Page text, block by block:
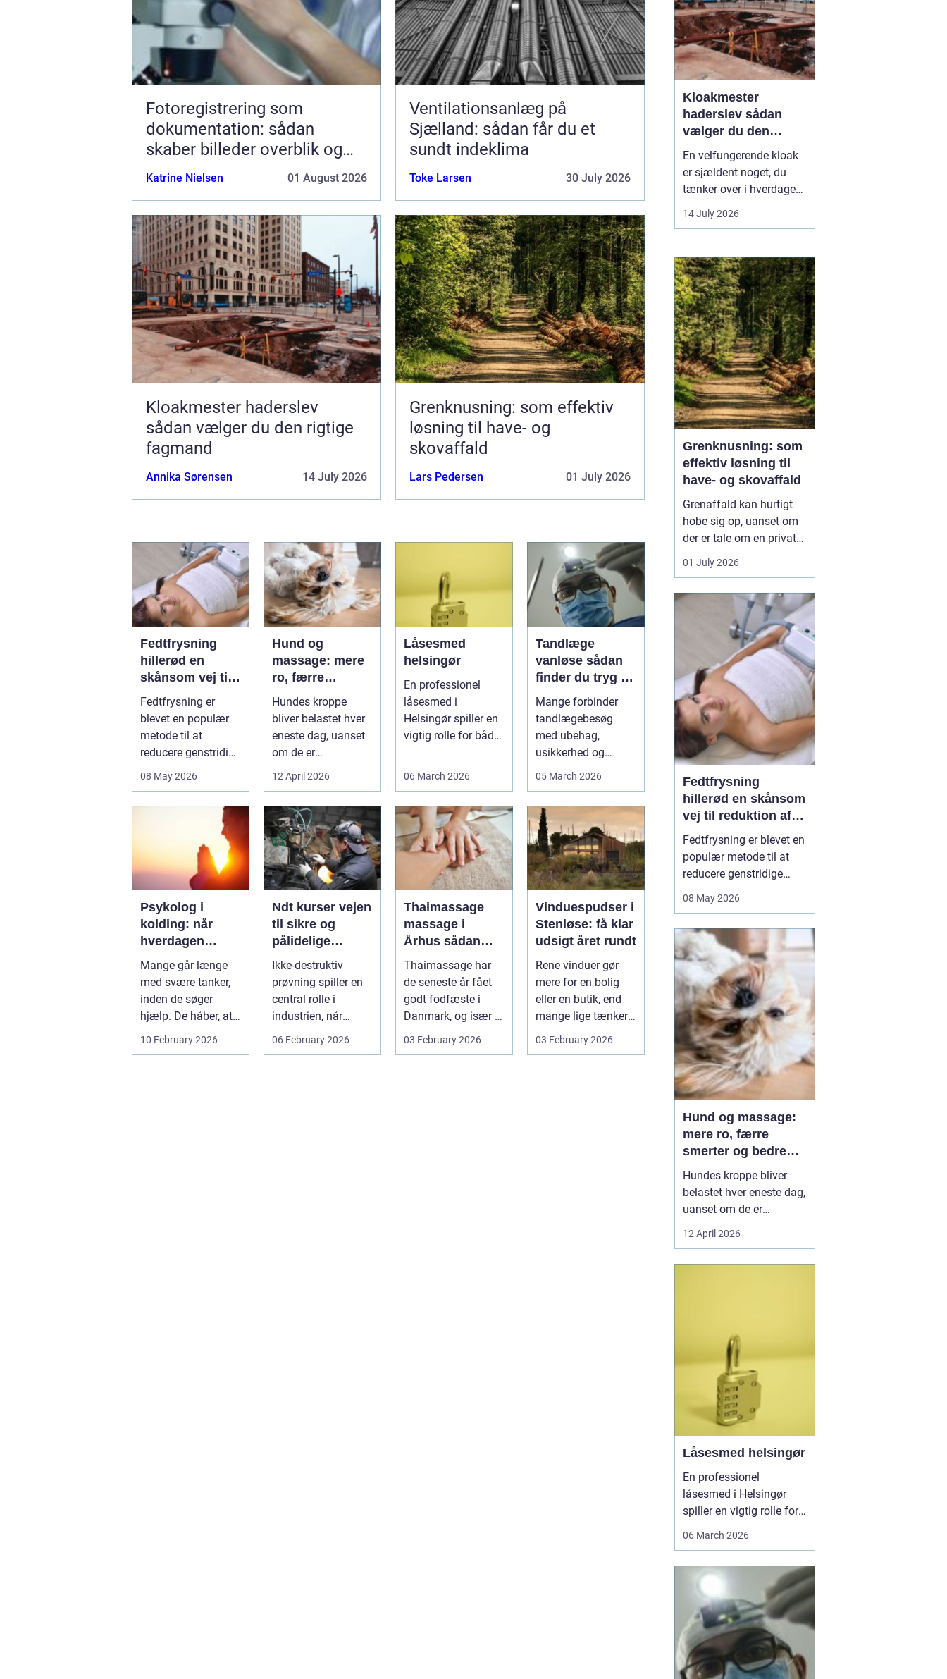
Fotoregistrering som
dokumentation: sådan
skaber billeder overblik og
tryghed
Katrine Nielsen 01 August 2026
Ventilationsanlæg på
Sjælland: sådan får du et
sundt indeklima
Toke Larsen 30 July 2026
Kloakmester haderslev
sådan vælger du den rigtige
fagmand
Annika Sørensen 14 July 2026
Grenknusning: som effektiv
løsning til have- og
skovaffald
Lars Pedersen 01 July 2026
Fedtfrysning
hillerød en
skånsom vej til
reduktion af
lokale
fedtdepoter
Fedtfrysning er
blevet en populær
metode til at
reducere genstridige
ikke reagerer ...
08 May 2026
Hund og
massage: mere
ro, færre
smerter og
bedre
bevægelse
Hundes kroppe
bliver belastet hver
eneste dag, uanset
om de er
familiehunde,
jagthunde,
konkurrenceh...
12 April 2026
Låsesmed
helsingør
En professionel
låsesmed i
Helsingør spiller en
vigtig rolle for både
når nøgler...
06 March 2026
Tandlæge
vanløse sådan
finder du tryg og
professionel
tandpleje
Mange forbinder
tandlægebesøg
med ubehag,
usikkerhed og
bekymring for både
Særligt ...
05 March 2026
Psykolog i
kolding: når
hverdagen
bliver for tung at
bære alene
Mange går længe
med svære tanker,
inden de søger
hjælp. De håber, at
tiden alene læger
sårene, at tr...
10 February 2026
Ndt kurser vejen
til sikre og
pålidelige
inspektioner
Ikke-destruktiv
prøvning spiller en
central rolle i
industrien, når
konstruktioner,
svejsninger og k...
06 February 2026
Thaimassage
massage i
Århus sådan
vælger du den
rette behandling
Thaimassage har
de seneste år fået
godt fodfæste i
Danmark, og især i
Århus er udbuddet
vokset marka...
03 February 2026
Vinduespudser i
Stenløse: få klar
udsigt året rundt
Rene vinduer gør
mere for en bolig
eller en butik, end
mange lige tænker
over. Lysindfa...
03 February 2026
Kloakmester
haderslev sådan
vælger du den
rigtige fagmand
En velfungerende kloak
er sjældent noget, du
tænker over i hverdagen.
Men når vandet
pludselig står i kælderen,
bliver behovet for en
kompetent kloakmester
meget tydeligt. I
Haderslev og omegn er
der flere muligheder,
men...
14 July 2026
Grenknusning: som
effektiv løsning til
have- og skovaffald
Grenaffald kan hurtigt
hobe sig op, uanset om
der er tale om en privat
have, læhegn langs
marken eller større
oplever, at bunker af
grene, kvas og toppe
både skæmmer området
og gør det svæ...
01 July 2026
Fedtfrysning
hillerød en skånsom
vej til reduktion af
lokale fedtdepoter
Fedtfrysning er blevet en
populær metode til at
reducere genstridige
reagerer på kost og
ikke en slankekur, men et
supplement for dig, der
er tæt på din idealvægt
og ønsker at forme
kroppen enkelte steder...
08 May 2026
Hund og massage:
mere ro, færre
smerter og bedre
bevægelse
Hundes kroppe bliver
belastet hver eneste dag,
uanset om de er
familiehunde, jagthunde,
konkurrencehunde eller
12 April 2026
Låsesmed helsingør
En professionel
låsesmed i Helsingør
spiller en vigtig rolle for
både private og erhverv,
sikkerheden skal
opgraderes. I en by med
mange ældre
ejendomme,
sommerhuse og
moderne boliger er der
06 March 2026